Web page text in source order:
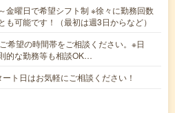
金曜日で希望シフト制 ※徐々に勤務回数
も可能です！（最初は週3日からなど）
希望の時間帯をご相談ください。※日
的な勤務等も相談OK…
ト日はお気軽にご相談ください！